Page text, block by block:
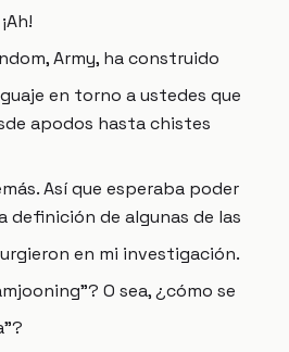
Army, ha construido
en torno a ustedes que
apodos hasta chistes
Así que esperaba poder
definición de algunas de las
en mi investigación.
O sea, ¿cómo se